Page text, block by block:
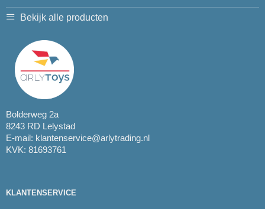
Bekijk alle producten
Bolderweg 2a
8243 RD Lelystad
E-mail: klantenservice@arlytrading.nl
KVK: 81693761
KLANTENSERVICE